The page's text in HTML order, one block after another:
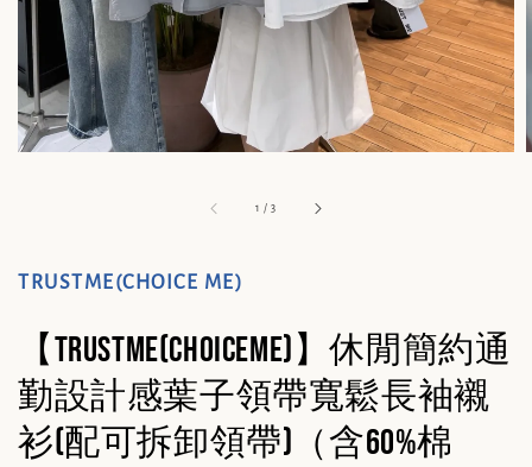
1 /3
TRUSTME(CHOICE ME)
【TRUSTME(CHOICEME)】休閒簡約通
勤設計感葉子領帶寬鬆長袖襯
衫(配可拆卸領帶)（含60%棉